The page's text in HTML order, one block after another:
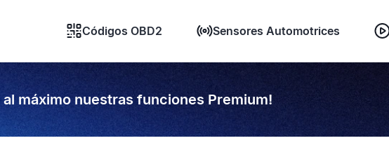
Códigos OBD2 Sensores Automotrices
máximo nuestras funciones Premium!